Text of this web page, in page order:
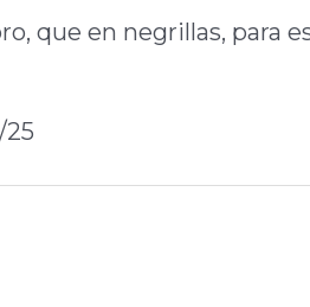
que en negrillas, para
25